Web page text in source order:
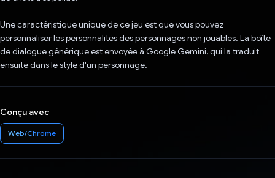
Une caractéristique unique de ce jeu est que vous pouvez
personnaliser les personnalités des personnages non jouables. La boîte
de dialogue générique est envoyée à Google Gemini, qui la traduit
ensuite dans le style d'un personnage.
Conçu avec
Web/Chrome